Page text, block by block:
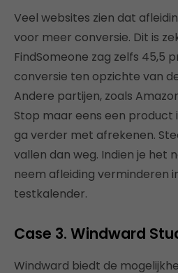
Veel websites zien dat
voor meer conversie. Dit is
FindSomeone zag zelfs 45,5
conversie ten opzichte van
Andere partijen, zoals
Stop maar eens een product
ga verder met afrekenen.
vallen dan weg. Indien je het
neem afleiding verminderen
testkalender.
Case 3. Windward
Windward biedt de